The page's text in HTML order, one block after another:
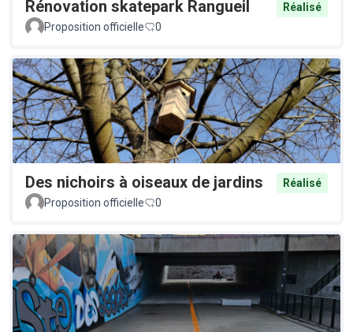
Rénovation skatepark Rangueil
Réalisé
Proposition officielle
0
Des nichoirs à oiseaux de jardins
Réalisé
Proposition officielle
0